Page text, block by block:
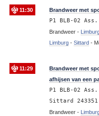
11:30 Brandweer met
P1 BLB-02
Brandweer -
Limburg- Sittard-
11:29
Brandweer met
afhijsen van een
P1 BLB-02
Sittard 243351
Brandweer -